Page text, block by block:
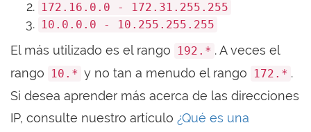
172.16.0.0 - 172.31.255.255
10.0.0.0 - 10.255.255.255
El más utilizado es el rango 192.* . A veces el
rango
10.* y no tan a menudo el rango 172.* .
Si desea aprender más acerca de las direcciones
IP, consulte nuestro artículo ¿Qué es una